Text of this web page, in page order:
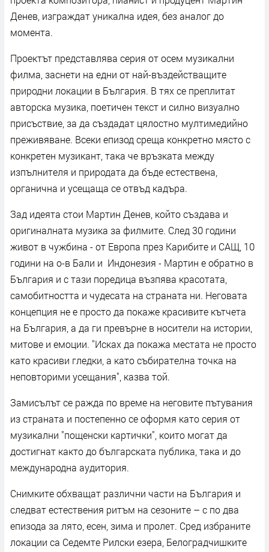
Денев, изграждат уникална идея, без аналог до
момента.
Проектът представлява серия от осем музикални
филма, заснети на едни от най-въздействащите
природни локации в България. В тях се преплитат
авторска музика, поетичен текст и силно визуално
присъствие, за да създадат цялостно мултимедийно
преживяване. Всеки епизод среща конкретно място с
конкретен музикант, така че връзката между
изпълнителя и природата да бъде естествена,
органична и усещаща се отвъд кадъра.
Зад идеята стои Мартин Денев, който създава и
оригиналната музика за филмите. След 30 години
живот в чужбина - от Европа през Карибите и САЩ, 10
години на о-в Бали и Индонезия - Мартин е обратно в
България и с тази поредица възпява красотата,
самобитността и чудесата на страната ни. Неговата
концепция не е просто да покаже красивите кътчета
на България, а да ги превърне в носители на истории,
митове и емоции. "Исках да покажа местата не просто
като красиви гледки, а като събирателна точка на
неповторими усещания", казва той.
Замисълът се ражда по време на неговите пътувания
из страната и постепенно се оформя като серия от
музикални "пощенски картички", които могат да
достигнат както до българската публика, така и до
международна аудитория.
Снимките обхващат различни части на България и
следват естествения ритъм на сезоните – с по два
епизода за лято, есен, зима и пролет. Сред избраните
локации са Седемте Рилски езера, Белоградчишките